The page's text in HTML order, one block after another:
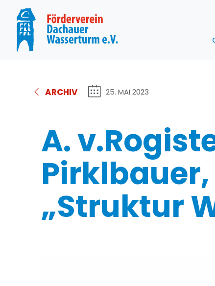
ARCHIV 25. MAI 2023
A.
Pirklbauer,
„Struktur